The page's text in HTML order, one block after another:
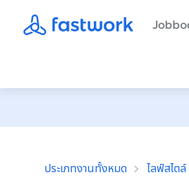
ประเภทงานทั้งหมด ไลฟ์สไตล์